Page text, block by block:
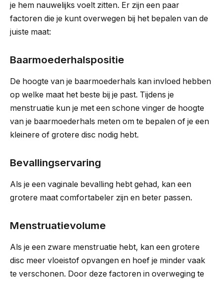
je hem nauwelijks voelt zitten. Er zijn een paar
factoren die je kunt overwegen bij het bepalen van de
juiste maat:
Baarmoederhalspositie
De hoogte van je baarmoederhals kan invloed hebben
op welke maat het beste bij je past. Tijdens je
menstruatie kun je met een schone vinger de hoogte
van je baarmoederhals meten om te bepalen of je een
kleinere of grotere disc nodig hebt.
Bevallingservaring
Als je een vaginale bevalling hebt gehad, kan een
grotere maat comfortabeler zijn en beter passen.
Menstruatievolume
Als je een zware menstruatie hebt, kan een grotere
disc meer vloeistof opvangen en hoef je minder vaak
te verschonen. Door deze factoren in overweging te